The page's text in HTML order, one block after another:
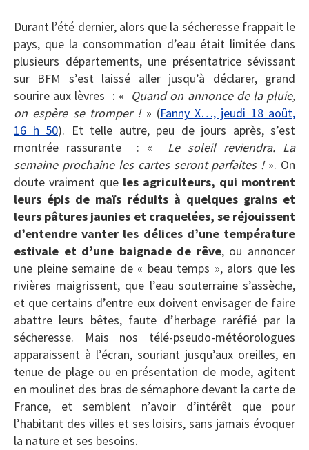
Durant l’été dernier, alors que la sécheresse frappait le
pays, que la consommation d’eau était limitée dans
plusieurs départements, une présentatrice sévissant
sur BFM s’est laissé aller jusqu’à déclarer, grand
sourire aux lèvres : « Quand on annonce de la pluie,
on espère se tromper !» (Fanny X…, jeudi 18 août,
16 h 50). Et telle autre, peu de jours après, s’est
montrée rassurante : « Le soleil reviendra. La
semaine prochaine les cartes seront parfaites !». On
doute vraiment que les agriculteurs, qui montrent
leurs épis de maïs réduits à quelques grains et
leurs pâtures jaunies et craquelées, se réjouissent
d’entendre vanter les délices d’une température
estivale et d’une baignade de rêve, ou annoncer
une pleine semaine de « beau temps », alors que les
rivières maigrissent, que l’eau souterraine s’assèche,
et que certains d’entre eux doivent envisager de faire
abattre leurs bêtes, faute d’herbage raréfié par la
sécheresse. Mais nos télé-pseudo-météorologues
apparaissent à l’écran, souriant jusqu’aux oreilles, en
tenue de plage ou en présentation de mode, agitent
en moulinet des bras de sémaphore devant la carte de
France, et semblent n’avoir d’intérêt que pour
l’habitant des villes et ses loisirs, sans jamais évoquer
la nature et ses besoins.